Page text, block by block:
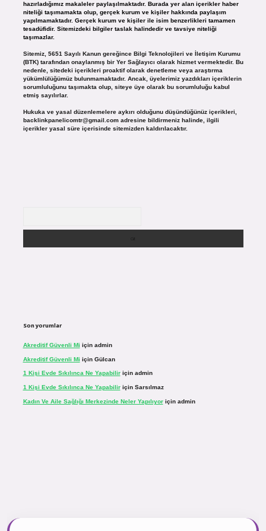
hazırladığımız makaleler paylaşılmaktadır. Burada yer alan içerikler haber
niteliği taşımamakta olup, gerçek kurum ve kişiler hakkında paylaşım
yapılmamaktadır. Gerçek kurum ve kişiler ile isim benzerlikleri tamamen
tesadüfidir. Sitemizdeki bilgiler taslak halindedir ve tavsiye niteliği
taşımazlar.
Sitemiz, 5651 Sayılı Kanun gereğince Bilgi Teknolojileri ve İletişim Kurumu
(BTK) tarafından onaylanmış bir Yer Sağlayıcı olarak hizmet vermektedir. Bu
nedenle, sitedeki içerikleri proaktif olarak denetleme veya araştırma
yükümlülüğümüz bulunmamaktadır. Ancak, üyelerimiz yazdıkları içeriklerin
sorumluluğunu taşımakta olup, siteye üye olarak bu sorumluluğu kabul
etmiş sayılırlar.
Hukuka ve yasal düzenlemelere aykırı olduğunu düşündüğünüz içerikleri,
backlinkpanelicomtr@gmail.comadresine bildirmeniz halinde, ilgili
içerikler yasal süre içerisinde sitemizden kaldırılacaktır.
Son yorumlar
Akreditif Güvenli Mi için admin
Akreditif Güvenli Mi için Gülcan
1 Kişi Evde Sıkılınca Ne Yapabiliriçin admin
1 Kişi Evde Sıkılınca Ne Yapabiliriçin Sarsılmaz
Kadın Ve Aile Sağlığı Merkezinde Neler Yapılıyoriçin admin